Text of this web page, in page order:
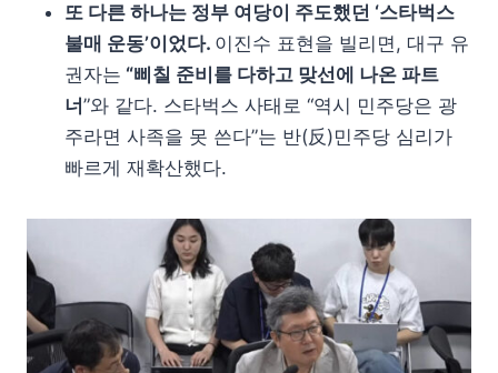
또 다른 하나는 정부 여당이 주도했던 ‘스타벅스
불매 운동’이었다. 이진수 표현을 빌리면, 대구 유
권자는 “삐칠 준비를 다하고 맞선에 나온 파트
너 ”와 같다. 스타벅스 사태로 “역시 민주당은 광
주라면 사족을 못 쓴다”는 반(反)민주당 심리가
빠르게 재확산했다.